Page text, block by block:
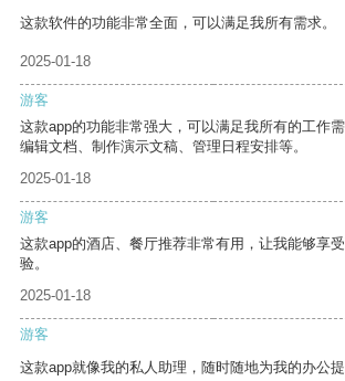
这款软件的功能非常全面，可以满足我所有需求。
2025-01-18
游客
这款app的功能非常强大，可以满足我所有的工作
编辑文档、制作演示文稿、管理日程安排等。
2025-01-18
游客
这款app的酒店、餐厅推荐非常有用，让我能够享
验。
2025-01-18
游客
这款app就像我的私人助理，随时随地为我的办公提